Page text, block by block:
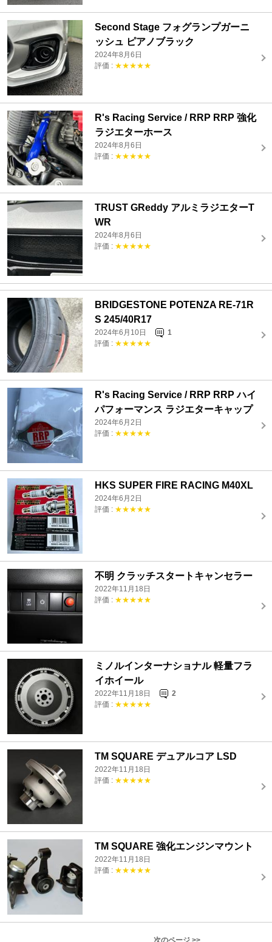
Second Stage フォグランプガーニ
ッシュ ピアノブラック
2024年8月6日
評価 : ★★★★★
R's Racing Service / RRP RRP 強化
ラジエターホース
2024年8月6日
評価 : ★★★★★
TRUST GReddy アルミラジエターT
WR
2024年8月6日
評価 : ★★★★★
BRIDGESTONE POTENZA RE-71R
S 245/40R17
2024年6月10日
1
評価 : ★★★★★
R's Racing Service / RRP RRP ハイ
パフォーマンス ラジエターキャップ
2024年6月2日
評価 : ★★★★★
HKS SUPER FIRE RACING M40XL
2024年6月2日
評価 : ★★★★★
不明 クラッチスタートキャンセラー
2022年11月18日
評価 : ★★★★★
ミノルインターナショナル 軽量フラ
イホイール
2022年11月18日
2
評価 : ★★★★★
TM SQUARE デュアルコア LSD
2022年11月18日
評価 : ★★★★★
TM SQUARE 強化エンジンマウント
2022年11月18日
評価 : ★★★★★
次のページ >>